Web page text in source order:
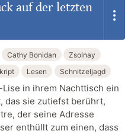
auf der letzten
Cathy Bonidan
Zsolnay
Lesen Schnitzeljagd
in ihrem Nachttisch ein
das sie zutiefst berührt,
der seine Adresse
enthüllt zum einen, dass